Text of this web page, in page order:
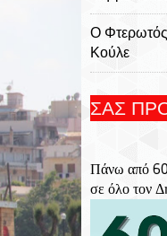
Ο
Κούλε
Του
Ενήλικες
ΣΑΣ
Πάνω από 60
σε όλο τον